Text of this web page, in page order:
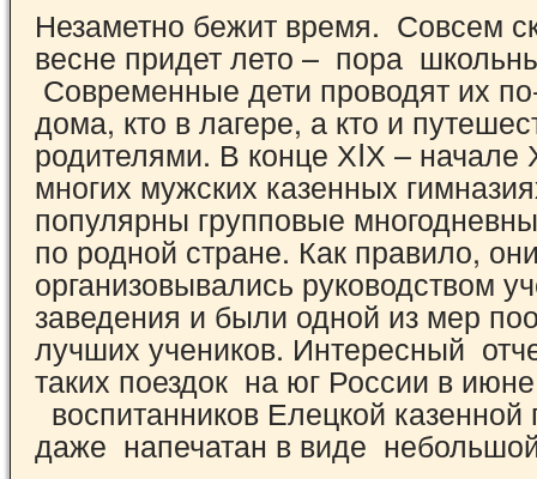
Незаметно бежит время. Совсем
весне придет лето – пора
Современные дети проводят их
дома, кто в лагере, а кто и
родителями. В конце ХIХ – начале
многих мужских казенных
популярны групповые
по родной стране. Как правило,
организовывались руководством
заведения и были одной из мер
лучших учеников. Интересный
таких поездок на юг России в
воспитанников Елецкой
даже напечатан в виде